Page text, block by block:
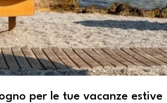
per le tue vacanze estive